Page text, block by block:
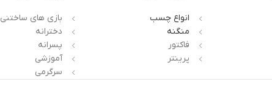
انواع چسب
منگنه
فاکتور
پرینتر
بازی های ساختنی
دخترانه
پسرانه
آموزشی
سرگرمی